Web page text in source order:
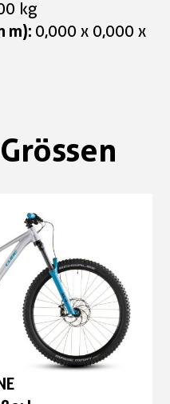
kg
m): 0,000 x 0,000 x